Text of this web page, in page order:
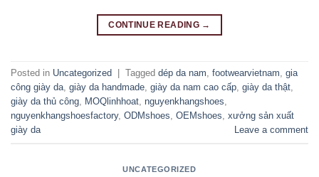
CONTINUE READING →
Posted in Uncategorized Tagged dép da nam, footwearvietnam, gia
công giày da, giày da handmade, giày da nam cao cấp, giày da thật,
giày da thủ công, MOQlinhhoat, nguyenkhangshoes,
nguyenkhangshoesfactory, ODMshoes, OEMshoes, xưởng sản xuất
giày da
Leave a comment
UNCATEGORIZED